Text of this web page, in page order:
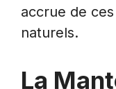
accrue de
naturels.
La